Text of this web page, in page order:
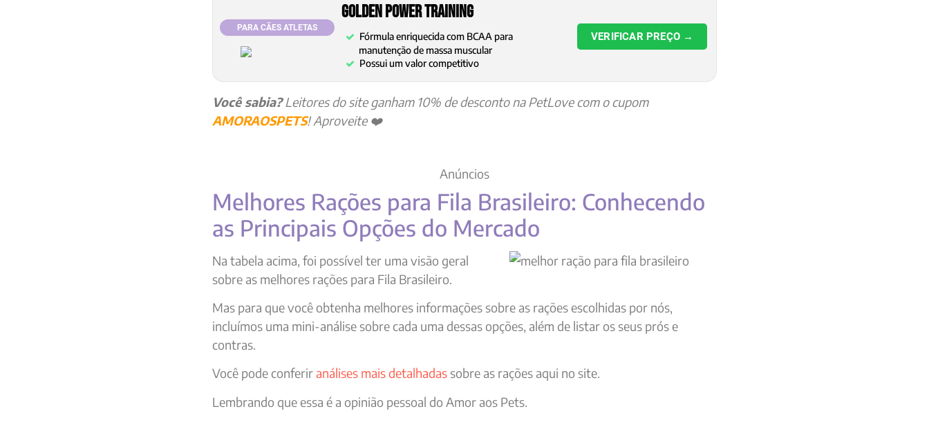
PARA CÃES ATLETAS
Golden Power Training
Fórmula enriquecida com BCAA para
manutenção de massa muscular
Possui um valor competitivo
VERIFICAR PREÇO →
Você sabia?Leitores do site ganham 10% de desconto na PetLove com o cupom
AMORAOSPETS! Aproveite ❤️
Anúncios
Melhores Rações para Fila Brasileiro: Conhecendo
as Principais Opções do Mercado
Na tabela acima, foi possível ter uma visão geral
sobre as melhores rações para Fila Brasileiro.
Mas para que você obtenha melhores informações sobre as rações escolhidas por nós,
incluímos uma mini-análise sobre cada uma dessas opções, além de listar os seus prós e
contras.
Você pode conferir análises mais detalhadas sobre as rações aqui no site.
Lembrando que essa é a opinião pessoal do Amor aos Pets.